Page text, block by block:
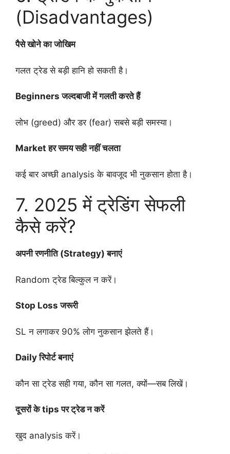
(Disadvantages)
पैसे खोने का जोखिम
गलत ट्रेड से बड़ी हानि हो सकती है।
Beginners जल्दबाजी में गलती करते हैं
लोभ (greed) और डर (fear) सबसे बड़ी समस्या।
Market हर समय सही नहीं चलता
कई बार अच्छी analysis के बावजूद भी नुकसान होता है।
7. 2025 में ट्रेडिंग सेफली
कैसे करें?
अपनी रणनीति (Strategy) बनाएं
Random ट्रेड बिल्कुल न करें।
Stop Loss जरूरी
SL न लगाकर 90% लोग नुकसान झेलते हैं।
Daily रिपोर्ट बनाएं
कौन सा ट्रेड सही गया, कौन सा गलत, क्यों—सब लिखें।
दूसरों के tips पर ट्रेड न करें
खुद analysis करें।